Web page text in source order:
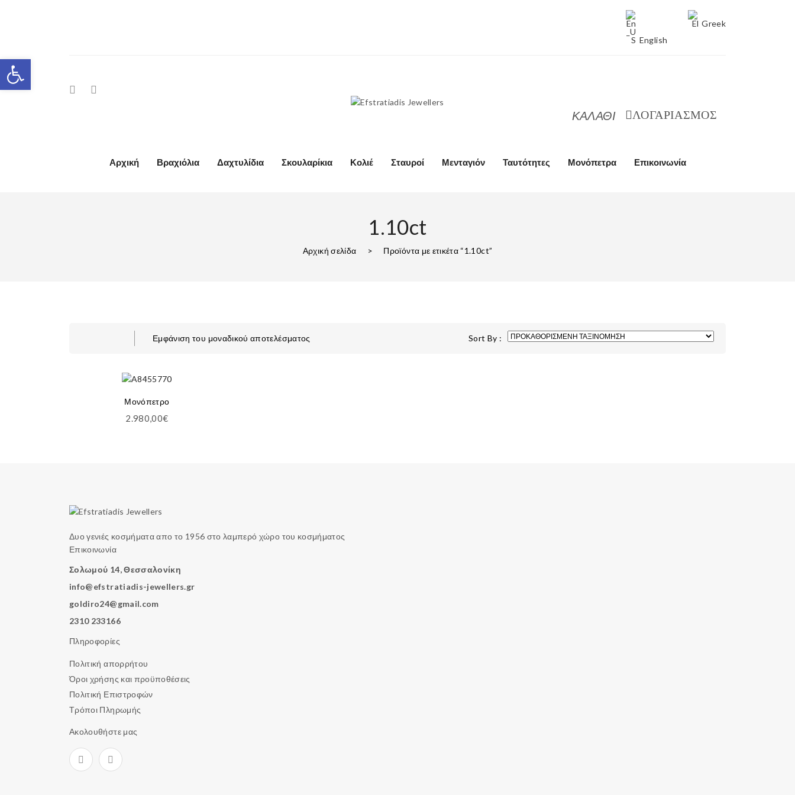
English
Greek
ΛΟΓΑΡΙΑΣΜΟΣ
ΚΑΛΑΘΙ
Αρχική Βραχιόλια Δαχτυλίδια Σκουλαρίκια Κολιέ Σταυροί Μενταγιόν Ταυτότητες Μονόπετρα Επικοινωνία
1.10ct
Αρχική σελίδα > Προϊόντα με ετικέτα “1.10ct”
Εμφάνιση του μοναδικού αποτελέσματος Sort By :
Μονόπετρο
2.980,00€
Δυο γενιές κοσμήματα απο το 1956 στο λαμπερό χώρο του κοσμήματος
Επικοινωνία
Σολωμού 14, Θεσσαλονίκη
info@efstratiadis-jewellers.gr
goldiro24@gmail.com
2310 233166
Πληροφορίες
Πολιτική απορρήτου
Όροι χρήσης και προϋποθέσεις
Πολιτική Επιστροφών
Τρόποι Πληρωμής
Ακολουθήστε μας
Ανοίξτε τη γραμμή εργαλείων